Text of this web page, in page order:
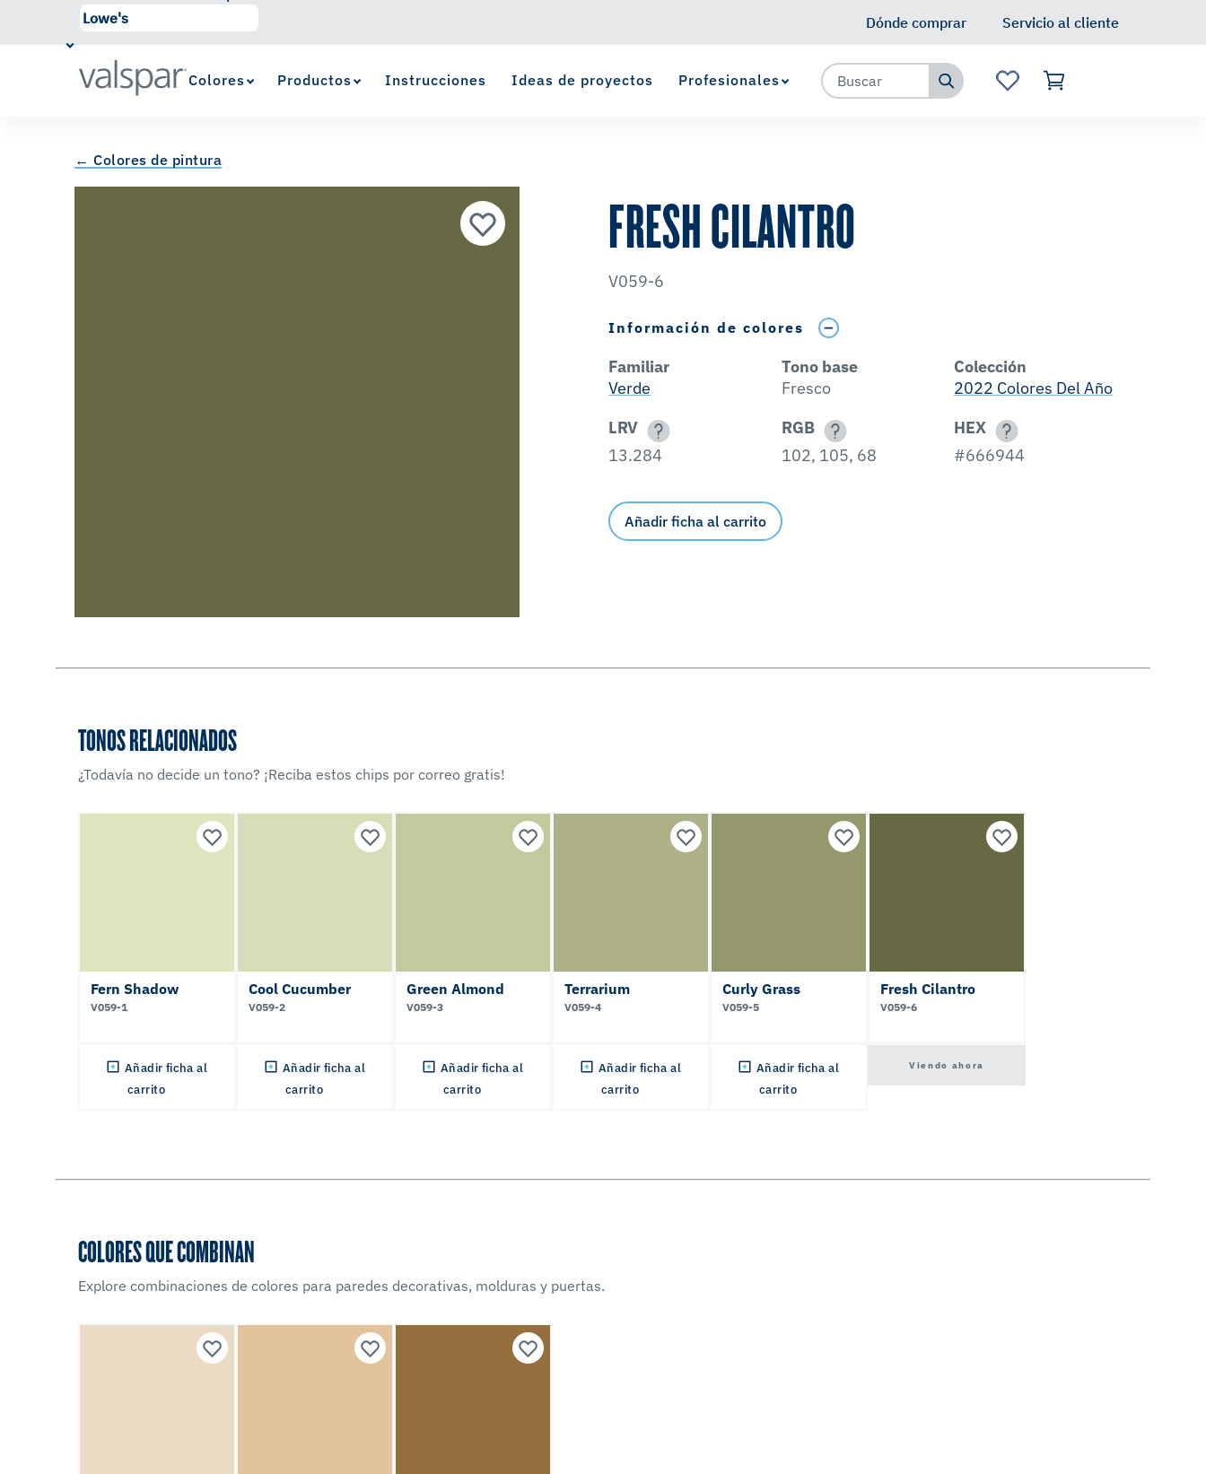
Dónde comprar
Servicio al cliente
Colores Productos Instrucciones Ideas de proyectos Profesionales
← Colores de pintura
FRESH CILANTRO
V059-6
Información de colores
Familiar
Verde
Tono base
Fresco
Colección
2022 Colores Del Año
LRV
13.284
RGB
102, 105, 68
HEX
#666944
Añadir ficha al carrito
TONOS RELACIONADOS
¿Todavía no decide un tono? ¡Reciba estos chips por correo gratis!
Fern Shadow
V059-1
Añadir ficha al
carrito
Cool Cucumber
V059-2
Añadir ficha al
carrito
Green Almond
V059-3
Añadir ficha al
carrito
Terrarium
V059-4
Añadir ficha al
carrito
Curly Grass
V059-5
Añadir ficha al
carrito
Fresh Cilantro
V059-6
Viendo ahora
COLORES QUE COMBINAN
Explore combinaciones de colores para paredes decorativas, molduras y puertas.